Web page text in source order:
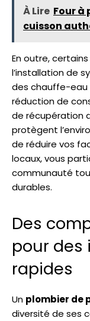
À Lire Four à
cuisson
En outre,
l’installation de
des chauffe-eau
réduction de
de récupération
protègent
de réduire vos
locaux, vous
communauté
durables.
Des
pour des
rapides
Un plombier de
diversité de ses